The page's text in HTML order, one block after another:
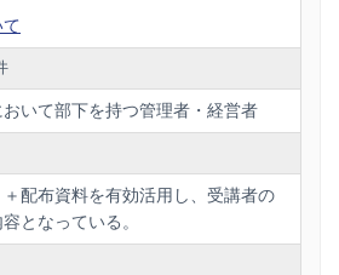
いて部下を持つ管理者・経営者
配布資料を有効活用し、受講者の
となっている。